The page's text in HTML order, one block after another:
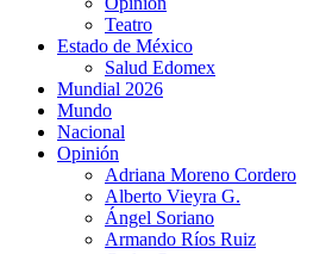
Teatro
Estado de México
Salud Edomex
Mundial 2026
Mundo
Nacional
Opinión
Adriana Moreno Cordero
Alberto Vieyra G.
Ángel Soriano
Armando Ríos Ruiz